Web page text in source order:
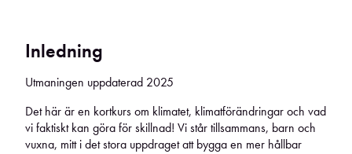
Inledning
Utmaningen uppdaterad 2025
Det här är en kortkurs om klimatet, klimatförändringar och vad
vi faktiskt kan göra för skillnad! Vi står tillsammans, barn och
vuxna, mitt i det stora uppdraget att bygga en mer hållbar